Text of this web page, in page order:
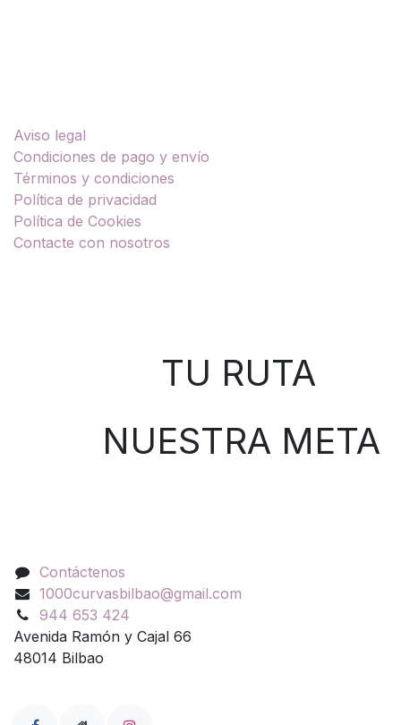
Aviso legal
Condiciones de pago y envío
Términos y condiciones
Política de privacidad
Política de Cookies
Contacte con nosotros
TU RUTA
NUESTRA META
Contáctenos
1000curvasbilbao@gmail.com
944 653 424
Avenida Ramón y Cajal 66
48014 Bilbao